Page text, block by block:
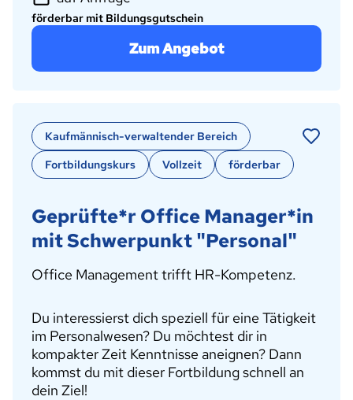
förderbar mit Bildungsgutschein
Zum Angebot
Kaufmännisch-verwaltender Bereich
Fortbildungskurs
Vollzeit förderbar
Geprüfte*r Office Manager*in
mit Schwerpunkt "Personal"
Office Management trifft HR-Kompetenz.
Du interessierst dich speziell für eine Tätigkeit
im Personalwesen? Du möchtest dir in
kompakter Zeit Kenntnisse aneignen? Dann
kommst du mit dieser Fortbildung schnell an
dein Ziel!